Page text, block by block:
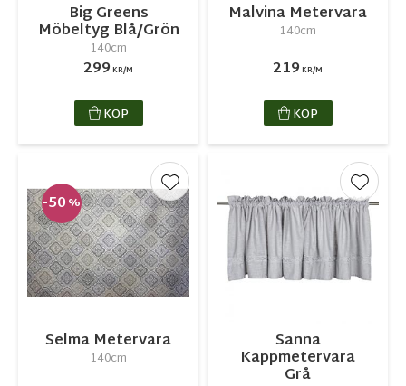
Big Greens
Möbeltyg Blå/Grön
140cm
299 KR/M
KÖP
Malvina Metervara
140cm
219 KR/M
KÖP
Selma Metervara
140cm
50% Lägg till i favoriter
Sanna
Kappmetervara
Grå
Lägg